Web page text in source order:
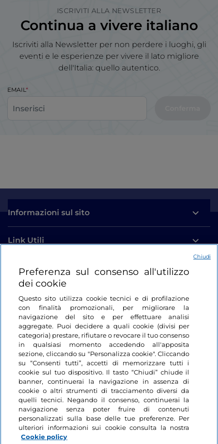
ISCRIVITI ALLA NEWSLETTER
Continua a vivere italiano
Iscriviti alla Newsletter per non perdere i luoghi, gli
eventi e le esperienze per vivere il lato migliore
dell'Italia: quello autentico.
EMAIL
Informazioni sul sito
Link Utili
Login
Restiamo in contatto
Preferenza sul consenso all'utilizzo
dei cookie
Questo sito utilizza cookie tecnici e di profilazione
con finalità promozionali, per migliorare la
navigazione del sito e per effettuare analisi
aggregate. Puoi decidere a quali cookie (divisi per
categoria) prestare, rifiutare o revocare il tuo consenso
in qualsiasi momento accedendo all'apposita
sezione, cliccando su "Personalizza cookie". Cliccando
su “Consenti tutti”, accetti di memorizzare tutti i
cookie sul tuo dispositivo. Il tasto “Chiudi” chiude il
banner, continuerai la navigazione in assenza di
cookie o altri strumenti di tracciamento diversi da
quelli tecnici. Negando il consenso, continuerai la
navigazione senza poter fruire di contenuti
personalizzati sulla base delle tue preferenze. Per
ulteriori informazioni sui cookie consulta la nostra
Cookie policy
Chiudi